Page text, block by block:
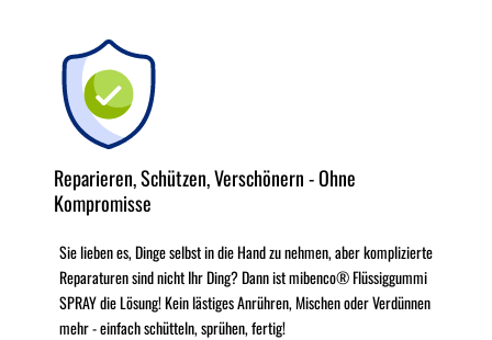
Reparieren, Schützen, Verschönern - Ohne
Kompromisse
Sie lieben es, Dinge selbst in die Hand zu nehmen, aber komplizierte
Reparaturen sind nicht Ihr Ding? Dann ist mibenco® Flüssiggummi
SPRAY die Lösung! Kein lästiges Anrühren, Mischen oder Verdünnen
mehr - einfach schütteln, sprühen, fertig!